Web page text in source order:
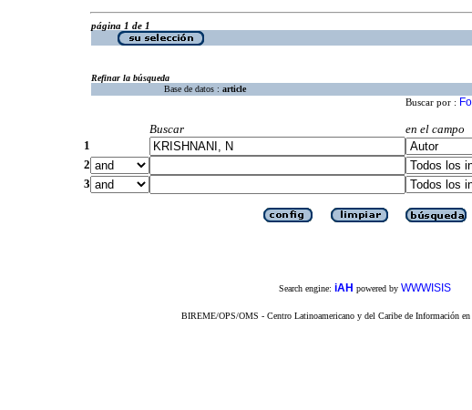
página 1 de 1
Refinar la búsqueda
Base de datos : article
Buscar por :
Buscar
en el campo
1
2
3
Search engine: iAH powered by WWWISIS
BIREME/OPS/OMS - Centro Latinoamericano y del Caribe de Información en